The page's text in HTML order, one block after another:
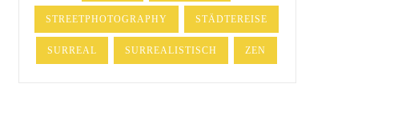
STREETPHOTOGRAPHY STÄDTEREISE
SURREAL SURREALISTISCH ZEN